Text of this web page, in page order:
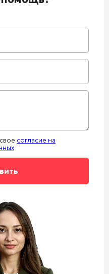
согласие на